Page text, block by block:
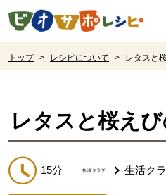
ページの先頭です。
トップ > レシピについて > レタスと
レタスと桜え
15分 生活ク